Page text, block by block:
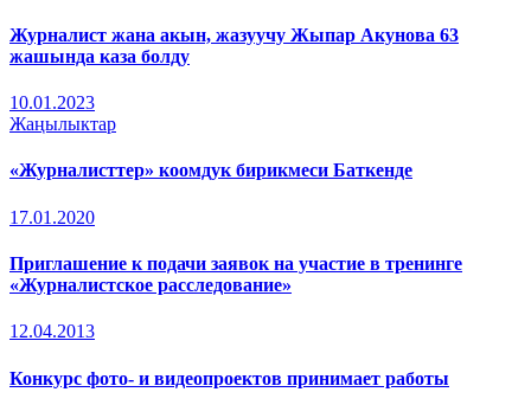
Журналист жана акын, жазуучу Жыпар Акунова 63
жашында каза болду
10.01.2023
Жаңылыктар
«Журналисттер» коомдук бирикмеси Баткенде
17.01.2020
Приглашение к подачи заявок на участие в тренинге
«Журналистское расследование»
12.04.2013
Конкурс фото- и видеопроектов принимает работы